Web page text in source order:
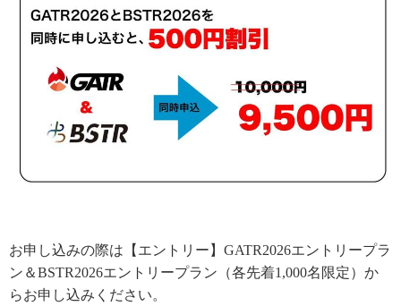
お申し込みの際は【エントリー】GATR2026エントリープラ
ン＆BSTR2026エントリープラン（各先着1,000名限定）か
らお申し込みください。